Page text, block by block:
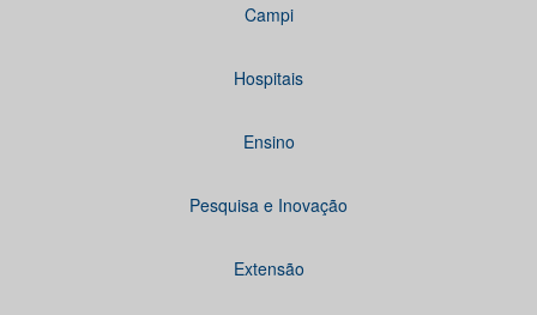
Campi
Hospitais
Ensino
Pesquisa e Inovação
Extensão